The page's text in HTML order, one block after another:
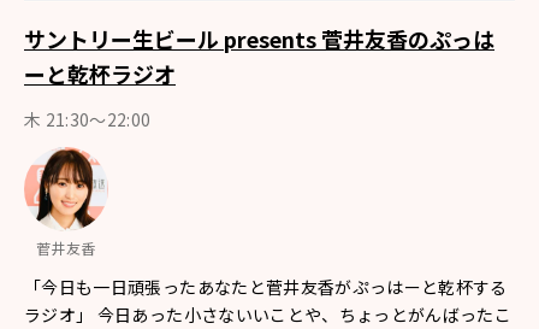
サントリー生ビール presents 菅井友香のぷっは
ーと乾杯ラジオ
木 21:30～22:00
菅井友香
「今日も一日頑張ったあなたと菅井友香がぷっはーと乾杯する
ラジオ」 今日あった小さないいことや、ちょっとがんばったこ